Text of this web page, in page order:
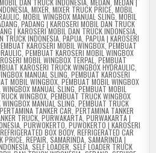
, MIXER MIXER TRUCK PRICE, MOBIL
MOBIL WINGBOX MANUAL SLING MOBIL
,PADANG | KAROSERI MOBIL DAN TRUCK
| KAROSERI MOBIL DAN TRUCK INDONESIA
TRUCK INDONESIA PAPUA PAPUA | KAROSERI
KAROSERI MOBIL WINGBOX,PEMBUAT
PEMBUAT KAROSERI MOBIL WINGBOX
MOBIL WINGBOX TERPAL PEMBUAT
KAROSERI TRUCK WINGBOX HYDRAULIC
MANUAL SLING PEMBUAT KAROSERI
MOBIL WINGBOX PEMBUAT MOBIL WINGBOX
MANUAL SLING PEMBUAT MOBIL
WINGBOX, PEMBUAT TRUCK WINGBOX
MANUAL SLING PEMBUAT TRUCK
PERTAMINA TANKER CAR PERTAMINA TANKER
TRUCK, PURWAKARTA, PURWAKARTA |
PURWOKERTO PUWOKERTO | KAROSERI
REFRIGERATED BOX BODY, REFRIGERATED CAR
PRICE, REPAIR SAMARINDA, SAMARINDA |
, SELF LOADER SELF LOADER TRUCK